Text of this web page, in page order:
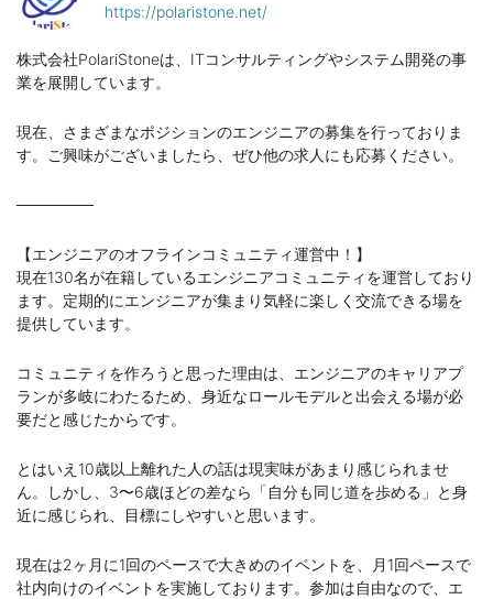
https://polaristone.net/
株式会社PolariStoneは、ITコンサルティングやシステム開発の事
業を展開しています。
現在、さまざまなポジションのエンジニアの募集を行っておりま
す。ご興味がございましたら、ぜひ他の求人にも応募ください。
───────
【エンジニアのオフラインコミュニティ運営中！】
現在130名が在籍しているエンジニアコミュニティを運営しており
ます。定期的にエンジニアが集まり気軽に楽しく交流できる場を
提供しています。
コミュニティを作ろうと思った理由は、エンジニアのキャリアプ
ランが多岐にわたるため、身近なロールモデルと出会える場が必
要だと感じたからです。
とはいえ10歳以上離れた人の話は現実味があまり感じられませ
ん。しかし、3〜6歳ほどの差なら「自分も同じ道を歩める」と身
近に感じられ、目標にしやすいと思います。
現在は2ヶ月に1回のペースで大きめのイベントを、月1回ペースで
社内向けのイベントを実施しております。参加は自由なので、エ